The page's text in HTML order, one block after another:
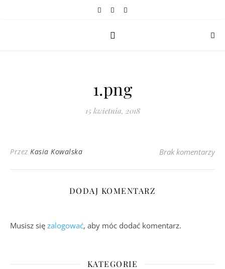
1.png
15 kwietnia, 2018
Przez Kasia Kowalska Brak komentarzy
DODAJ KOMENTARZ
Musisz się zalogować, aby móc dodać komentarz.
KATEGORIE